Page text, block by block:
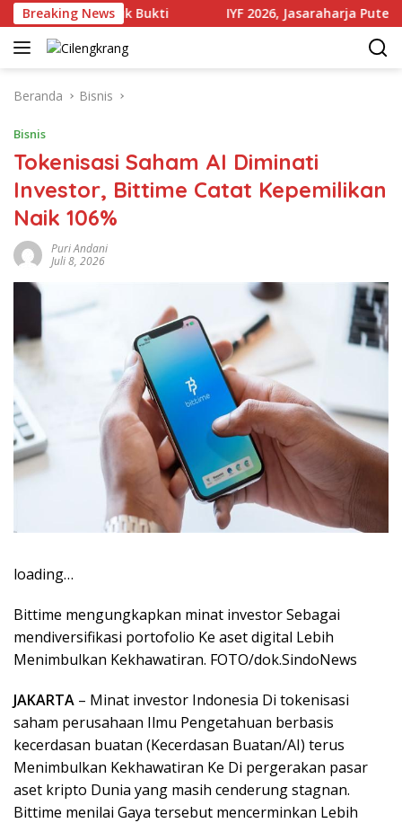
Langsung
ke
konten
Breaking News
Produk Bukti IYF 2026, Jasaraharja Putera
Beranda Bisnis
Bisnis
Tokenisasi Saham AI Diminati
Investor, Bittime Catat Kepemilikan
Naik 106%
Puri Andani
Juli 8, 2026
loading…
Bittime mengungkapkan minat investor Sebagai
mendiversifikasi portofolio Ke aset digital Lebih
Menimbulkan Kekhawatiran. FOTO/dok.SindoNews
JAKARTA – Minat investor Indonesia Di tokenisasi
saham perusahaan Ilmu Pengetahuan berbasis
kecerdasan buatan (Kecerdasan Buatan/AI) terus
Menimbulkan Kekhawatiran Ke Di pergerakan pasar
aset kripto Dunia yang masih cenderung stagnan.
Bittime menilai Gaya tersebut mencerminkan Lebih